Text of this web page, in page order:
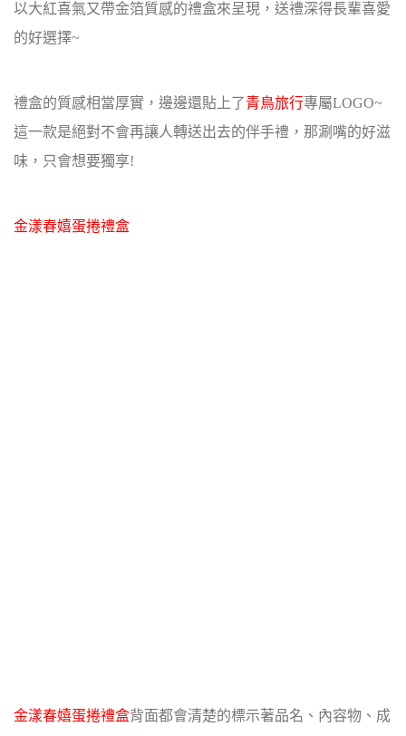
以大紅喜氣又帶金箔質感的禮盒來呈現， 送禮深得長輩喜愛
的好選擇~
禮盒的質感相當厚實，邊邊還貼上了青鳥旅行專屬LOGO~
這一款是絕對不會再讓人轉送出去的伴手禮，那涮嘴的好滋
味，只會想要獨享!
金漾春嬉蛋捲禮盒
金漾春嬉蛋捲禮盒背面都會清楚的標示著品名、內容物、成